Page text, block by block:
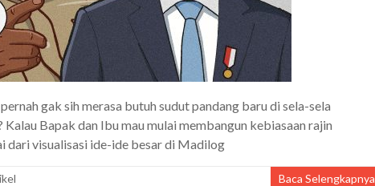
gak sih merasa butuh sudut pandang baru di sela-sela
Bapak dan Ibu mau mulai membangun kebiasaan rajin
visualisasi ide-ide besar di Madilog
Baca Selengkapnya